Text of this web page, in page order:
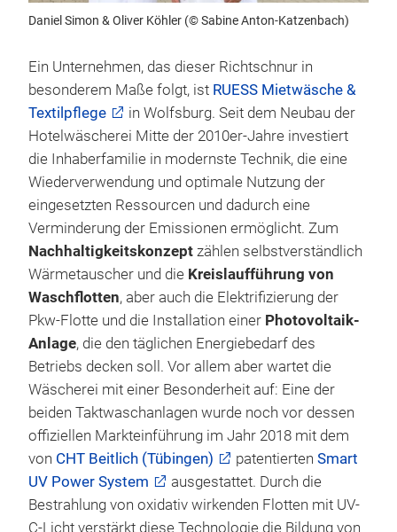
Daniel Simon & Oliver Köhler (© Sabine Anton-Katzenbach)
Ein Unternehmen, das dieser Richtschnur in
besonderem Maße folgt, ist RUESS Mietwäsche &
Textilpflege
in Wolfsburg. Seit dem Neubau der
Hotelwäscherei Mitte der 2010er-Jahre investiert
die Inhaberfamilie in modernste Technik, die eine
Wiederverwendung und optimale Nutzung der
eingesetzten Ressourcen und dadurch eine
Verminderung der Emissionen ermöglicht. Zum
Nachhaltigkeitskonzept zählen selbstverständlich
Wärmetauscher und die Kreislaufführung von
Waschflotten, aber auch die Elektrifizierung der
Pkw-Flotte und die Installation einer Photovoltaik-
Anlage, die den täglichen Energiebedarf des
Betriebs decken soll. Vor allem aber wartet die
Wäscherei mit einer Besonderheit auf: Eine der
beiden Taktwaschanlagen wurde noch vor dessen
offiziellen Markteinführung im Jahr 2018 mit dem
von CHT Beitlich (Tübingen) patentierten Smart
UV Power System
ausgestattet. Durch die
Bestrahlung von oxidativ wirkenden Flotten mit UV-
C-Licht verstärkt diese Technologie die Bildung von